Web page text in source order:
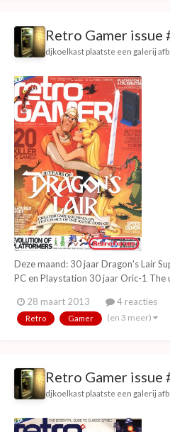
Retro Gamer
djkoelkast plaatste een galerij
Deze maand: 30 jaar Dragon's Lair
PC en Playstation 30 jaar Oric-1
20 killer PC games (o.a. SimCity,
making of: Wiggler T...
28 maart 2013 4 reacties
Retro Gamer (en 3 meer)
Retro Gamer
djkoelkast plaatste een galerij